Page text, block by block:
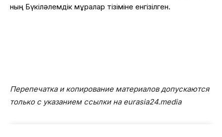
ның Бүкіләлемдік мұралар тізіміне енгізілген.
Перепечатка и копирование материалов допускаются
только с указанием ссылки на eurasia24.media